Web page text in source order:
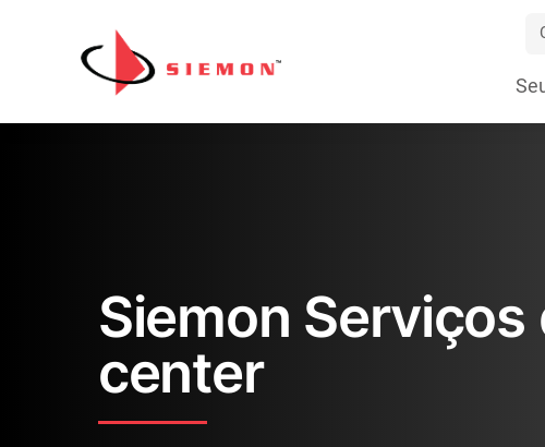
Siemon Serviços
center